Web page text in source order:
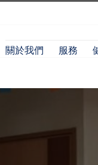
關於我們 服務